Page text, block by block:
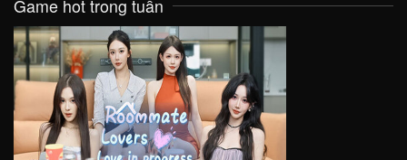
Game hot trong tuần
VIEW